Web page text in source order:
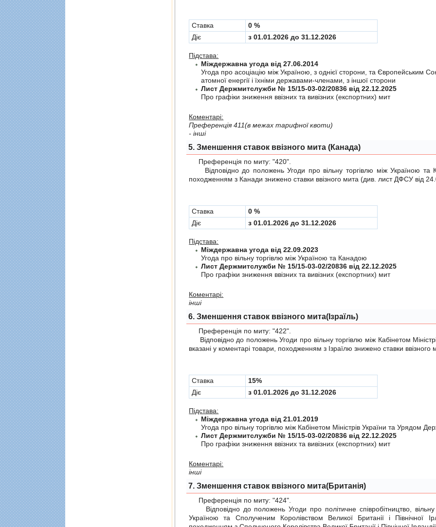
Cтавка
0 %
Діє
з 01.01.2026 до 31.12.2026
Підстава:
Міждержавна угода від 27.06.2014
Угода про асоцiацiю мiж Україною, з однiєї сторони, та Європейським
атомної енергiї i їхнiми державами-членами, з iншої сторони
Лист Держмитслужби № 15/15-03-02/20836 від 22.12.2025
Про графiки зниження ввiзних та вивiзних (експортних) мит
Коментарі:
Преференція 411(в межах тарифної квоти)
- інші
5. Зменшення ставок ввізного мита (Канада)
Преференція по миту:"420"
Відповідно до положеньУгоди про вiльну торгiвлю мiж Україною та
походженням з Канади знижено ставки ввізного мита (див. лист ДФСУ від
Cтавка
0 %
Діє
з 01.01.2026 до 31.12.2026
Підстава:
Міждержавна угода від 22.09.2023
Угода про вiльну торгiвлю мiж Україною та Канадою
Лист Держмитслужби № 15/15-03-02/20836 від 22.12.2025
Про графiки зниження ввiзних та вивiзних (експортних) мит
Коментарі:
інші
6. Зменшення ставок ввізного мита(Ізраїль)
Преференція по миту:"422"
Відповідно до положеньУгоди про вiльну торгiвлю мiж Кабінетом
вказані у коментарі товари, походженням з Ізраїлю знижено ставки ввізного
Cтавка
15%
Діє
з 01.01.2026 до 31.12.2026
Підстава:
Міждержавна угода від 21.01.2019
Угода про вiльну торгiвлю мiж Кабiнетом Мiнiстрiв України та Урядом
Лист Держмитслужби № 15/15-03-02/20836 від 22.12.2025
Про графiки зниження ввiзних та вивiзних (експортних) мит
Коментарі:
інші
7. Зменшення ставок ввізного мита(Британія)
Преференція по миту:"424"
Відповідно до положеньУгоди про політичне співробітництво,
Україною та Сполученим Королівством Великої Британії і Північної